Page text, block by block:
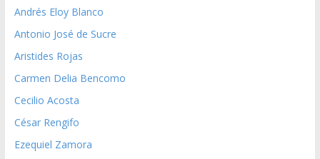
Andrés Eloy Blanco
Antonio José de Sucre
Aristides Rojas
Carmen Delia Bencomo
Cecilio Acosta
César Rengifo
Ezequiel Zamora